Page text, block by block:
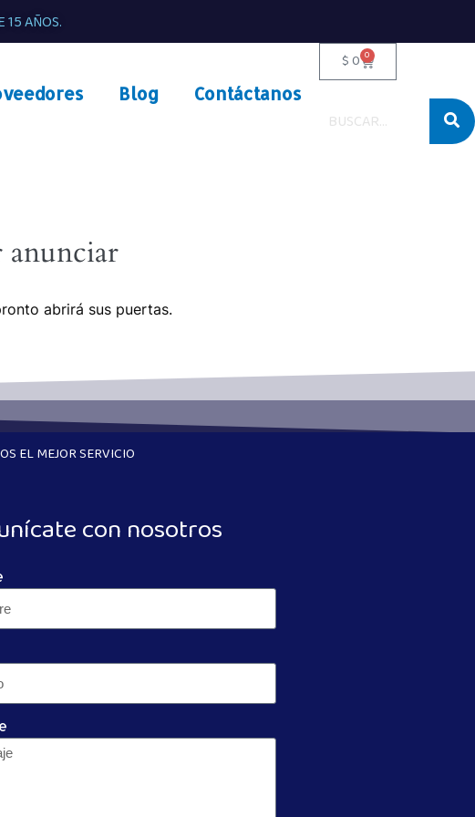
15 AÑOS.
Blog Contáctanos
$0 0
anunciar
abrirá sus puertas.
EL MEJOR SERVICIO
con nosotros